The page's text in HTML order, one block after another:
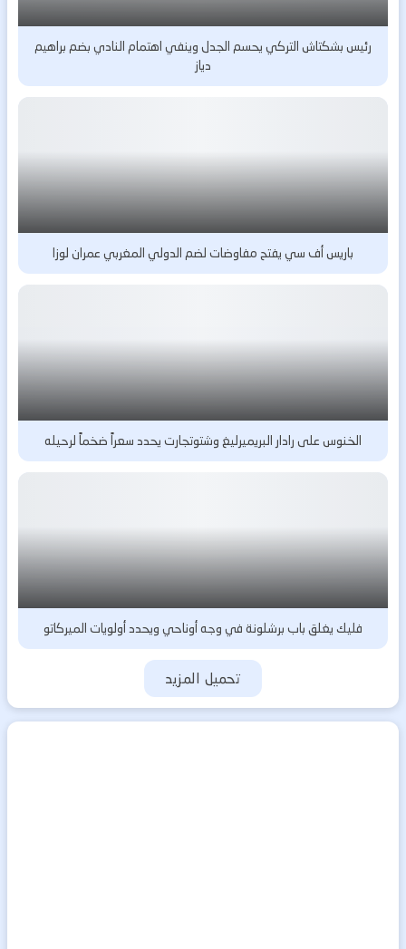
رئيس بشكتاش التركي يحسم الجدل وينفي اهتمام النادي بضم براهيم
دياز
باريس أف سي يفتح مفاوضات لضم الدولي المغربي عمران لوزا
الخنوس على رادار البريميرليغ وشتوتجارت يحدد سعراً ضخماً لرحيله
فليك يغلق باب برشلونة في وجه أوناحي ويحدد أولويات الميركاتو
تحميل المزيد